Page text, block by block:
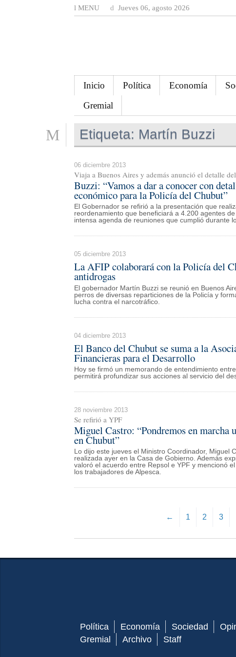
MENU Jueves 06, agosto 2026
Inicio Política Economía
Gremial
Etiqueta: Martín Buzzi
06 diciembre 2013
Viaja a Buenos Aires y además anunció el detalle
Buzzi: “Vamos a dar a conocer con
económico para la Policía del Chubut”
El Gobernador se refirió a la presentación que
reordenamiento que beneficiará a 4.200 agentes
intensa agenda de reuniones que cumplió durante
05 diciembre 2013
La AFIP colaborará con la Policía del
antidrogas
El gobernador Martín Buzzi se reunió en Buenos
perros de diversas reparticiones de la Policía y
lucha contra el narcotráfico.
04 diciembre 2013
El Banco del Chubut se suma a la
Financieras para el Desarrollo
Hoy se firmó un memorando de entendimiento
permitirá profundizar sus acciones al servicio del
28 noviembre 2013
Se refirió a YPF
Miguel Castro: “Pondremos en marcha
en Chubut”
Lo dijo este jueves el Ministro Coordinador, Miguel
realizada ayer en la Casa de Gobierno. Además
valoró el acuerdo entre Repsol e YPF y mencionó
los trabajadores de Alpesca.
← 1 2 3
Política Economía Sociedad
Gremial
Archivo Staff